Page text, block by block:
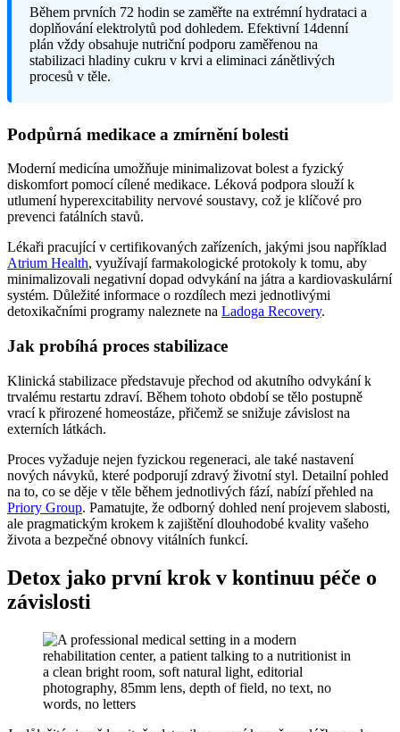
Během prvních 72 hodin se zaměřte na extrémní hydrataci a
doplňování elektrolytů pod dohledem. Efektivní 14denní
plán vždy obsahuje nutriční podporu zaměřenou na
stabilizaci hladiny cukru v krvi a eliminaci zánětlivých
procesů v těle.
Podpůrná medikace a zmírnění bolesti
Moderní medicína umožňuje minimalizovat bolest a fyzický
diskomfort pomocí cílené medikace. Léková podpora slouží k
utlumení hyperexcitability nervové soustavy, což je klíčové pro
prevenci fatálních stavů.
Lékaři pracující v certifikovaných zařízeních, jakými jsou například
Atrium Health, využívají farmakologické protokoly k tomu, aby
minimalizovali negativní dopad odvykání na játra a kardiovaskulární
systém. Důležité informace o rozdílech mezi jednotlivými
detoxikačními programy naleznete na Ladoga Recovery.
Jak probíhá proces stabilizace
Klinická stabilizace představuje přechod od akutního odvykání k
trvalému restartu zdraví. Během tohoto období se tělo postupně
vrací k přirozené homeostáze, přičemž se snižuje závislost na
externích látkách.
Proces vyžaduje nejen fyzickou regeneraci, ale také nastavení
nových návyků, které podporují zdravý životní styl. Detailní pohled
na to, co se děje v těle během jednotlivých fází, nabízí přehled na
Priory Group. Pamatujte, že odborný dohled není projevem slabosti,
ale pragmatickým krokem k zajištění dlouhodobé kvality vašeho
života a bezpečné obnovy vitálních funkcí.
Detox jako první krok v kontinuu péče o
závislosti